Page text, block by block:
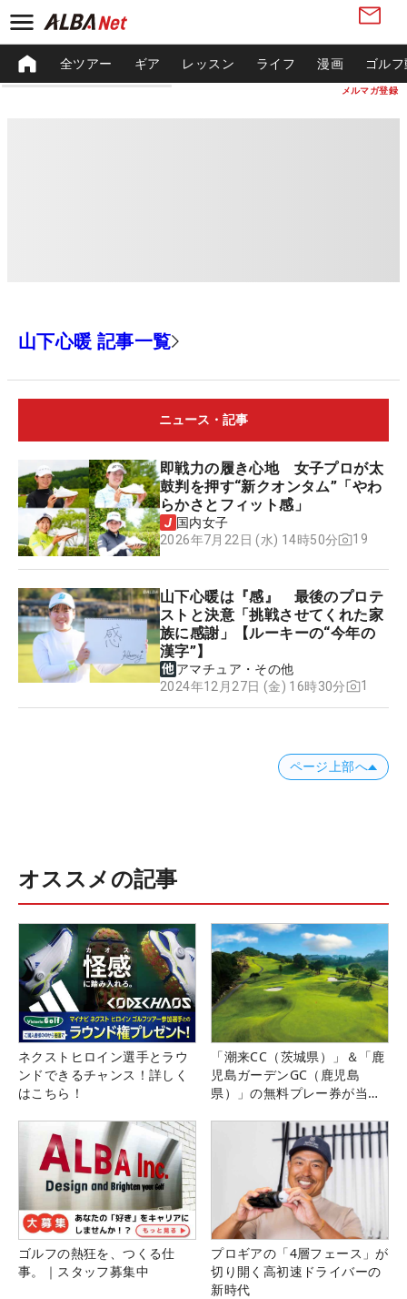
メルマガ登録
全ツアー ギア レッスン ライフ 漫画 ゴル
山下心暖 記事一覧
ニュース・記事
即戦力の履き心地 女子プロが太
鼓判を押す“新クオンタム”「やわ
らかさとフィット感」
国内女子
2026年7月22日 (水) 14時50分
19
山下心暖は『感』 最後のプロテ
ストと決意「挑戦させてくれた家
族に感謝」【ルーキーの“今年の
漢字”】
アマチュア・その他
2024年12月27日 (金) 16時30分
1
ページ上部へ
オススメの記事
ネクストヒロイン選手とラウ
ンドできるチャンス！詳しく
はこちら！
「潮来CC（茨城県）」＆「鹿
児島ガーデンGC（鹿児島
県）」の無料プレー券が当た
ゴルフの熱狂を、つくる仕
事。｜スタッフ募集中
プロギアの「4層フェース」が
切り開く高初速ドライバーの
新時代